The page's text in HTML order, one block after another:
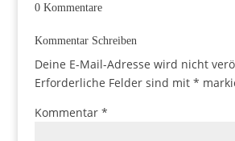
0 Kommentare
Kommentar Schreiben
Deine E-Mail-Adresse wird nicht
Erforderliche Felder sind mit *
Kommentar *